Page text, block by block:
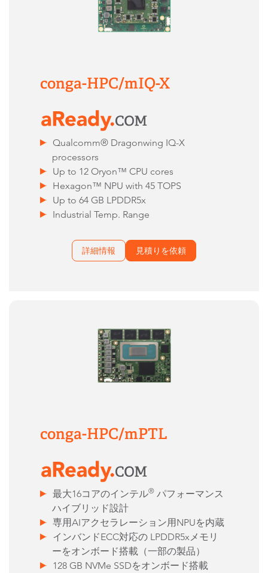
conga-HPC/mIQ-X
Qualcomm® Dragonwing IQ-X
processors
Up to 12 Oryon™ CPU cores
Hexagon™ NPU with 45 TOPS
Up to 64 GB LPDDR5x
Industrial Temp. Range
詳細情報 見積りを依頼
conga-HPC/mPTL
最大16コアのインテル® パフォーマンス
ハイブリッド設計
専用AIアクセラレーション用NPUを内蔵
インバンドECC対応の LPDDR5xメモリ
ーをオンボード搭載（一部の製品）
128 GB NVMe SSDをオンボード搭載